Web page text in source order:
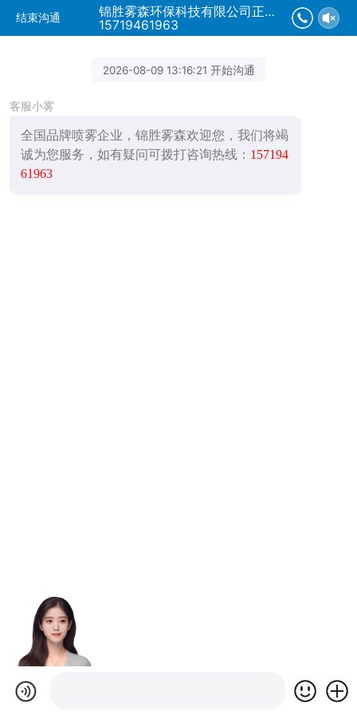
结束沟通
锦胜雾森环保科技有限公司正在为您服务
15719461963
2026-08-09 13:16:21 开始沟通
客服小雾
全国品牌喷雾企业，锦胜雾森欢迎您，我们将竭
诚为您服务，如有疑问可拨打咨询热线： 157194
61963